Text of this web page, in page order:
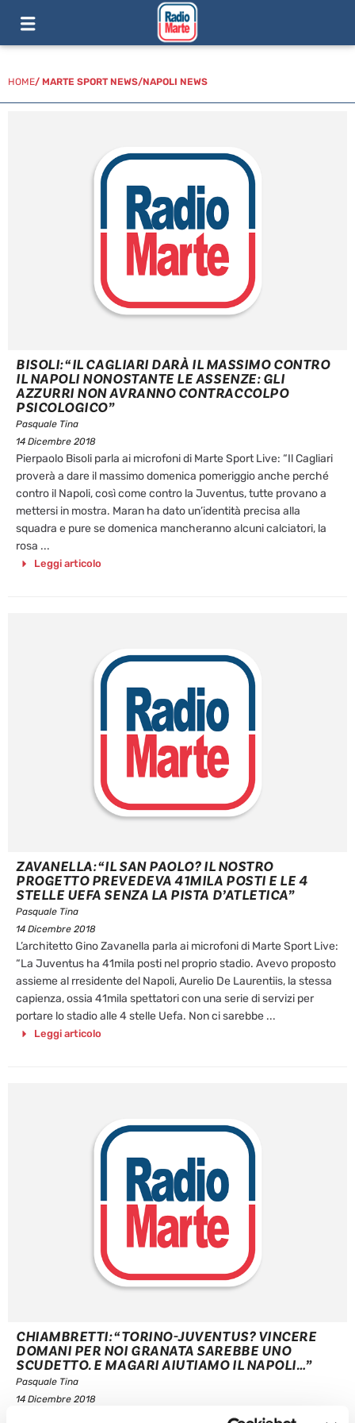
HOME/ MARTE SPORT NEWS/NAPOLI NEWS
BISOLI: “IL CAGLIARI DARÀ IL MASSIMO CONTRO
IL NAPOLI NONOSTANTE LE ASSENZE: GLI
AZZURRI NON AVRANNO CONTRACCOLPO
PSICOLOGICO”
Pasquale Tina
14 Dicembre 2018
Pierpaolo Bisoli parla ai microfoni di Marte Sport Live: “Il Cagliari
proverà a dare il massimo domenica pomeriggio anche perché
contro il Napoli, così come contro la Juventus, tutte provano a
mettersi in mostra. Maran ha dato un’identità precisa alla
squadra e pure se domenica mancheranno alcuni calciatori, la
rosa ...
Leggi articolo
ZAVANELLA: “IL SAN PAOLO? IL NOSTRO
PROGETTO PREVEDEVA 41MILA POSTI E LE 4
STELLE UEFA SENZA LA PISTA D’ATLETICA”
Pasquale Tina
14 Dicembre 2018
L’architetto Gino Zavanella parla ai microfoni di Marte Sport Live:
“La Juventus ha 41mila posti nel proprio stadio. Avevo proposto
assieme al rresidente del Napoli, Aurelio De Laurentiis, la stessa
capienza, ossia 41mila spettatori con una serie di servizi per
portare lo stadio alle 4 stelle Uefa. Non ci sarebbe ...
Leggi articolo
CHIAMBRETTI: “TORINO-JUVENTUS? VINCERE
DOMANI PER NOI GRANATA SAREBBE UNO
SCUDETTO. E MAGARI AIUTIAMO IL NAPOLI…”
Pasquale Tina
14 Dicembre 2018
Piero Chiambretti, conduttore e tifoso torinista doc, parla a